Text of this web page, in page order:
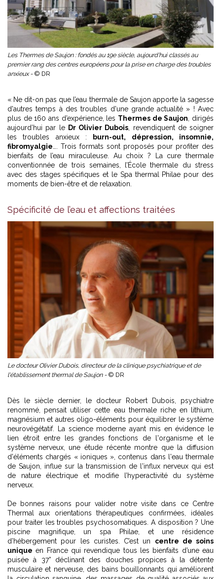
Les Thermes de Saujon : fondés au 19e siècle, aujourd’hui classés au
premier rang des centres européens pour la prise en charge des troubles
anxieux - © DR
« Ne dit-on pas que l’eau thermale de Saujon apporte la sagesse
d'autres temps à des troubles d'une grande actualité » ! Avec
plus de 160 ans d’expérience, les Thermes de Saujon , dirigés
aujourd’hui par le Dr Olivier Dubois , revendiquent de soigner
les troubles anxieux :
burn-out, dépression, insomnie,
fibromyalgie …. Trois formats sont proposés pour profiter des
bienfaits de l’eau miraculeuse. Au choix ? La cure thermale
conventionnée de trois semaines, l’École thermale du stress
avec des stages spécifiques et le Spa thermal Philae pour des
moments de bien-être et de relaxation.
Spécificité de l’eau et affections traitées
Le docteur Olivier Dubois, directeur de la clinique psychiatrique et de
l'établissement thermal de Saujon - © DR
Dès le siècle dernier, le docteur Robert Dubois, psychiatre
renommé, pensait utiliser cette eau thermale riche en lithium,
magnésium et autres oligo-éléments pour équilibrer le système
neurovégétatif. La science moderne ayant mis en évidence le
lien étroit entre les grandes fonctions de l'organisme et le
système nerveux, une étude récente montre que la diffusion
d'éléments chargés « ioniques », contenus dans l'eau thermale
de Saujon, influe sur la transmission de l'influx nerveux qui est
de nature électrique et modifie l’hyperactivité du système
nerveux.
De bonnes raisons pour valider notre visite dans ce Centre
Thermal aux orientations thérapeutiques confirmées, idéales
pour traiter les troubles psychosomatiques. A disposition ? Une
piscine magnifique, un spa Philae, et une résidence
d’hébergement pour les curistes. C’est un centre de soins
unique en France qui revendique tous les bienfaits d’une eau
puisée à 37° déclinant des douches propices à la détente
musculaire et nerveuse, des bains bouillonnants qui améliorent